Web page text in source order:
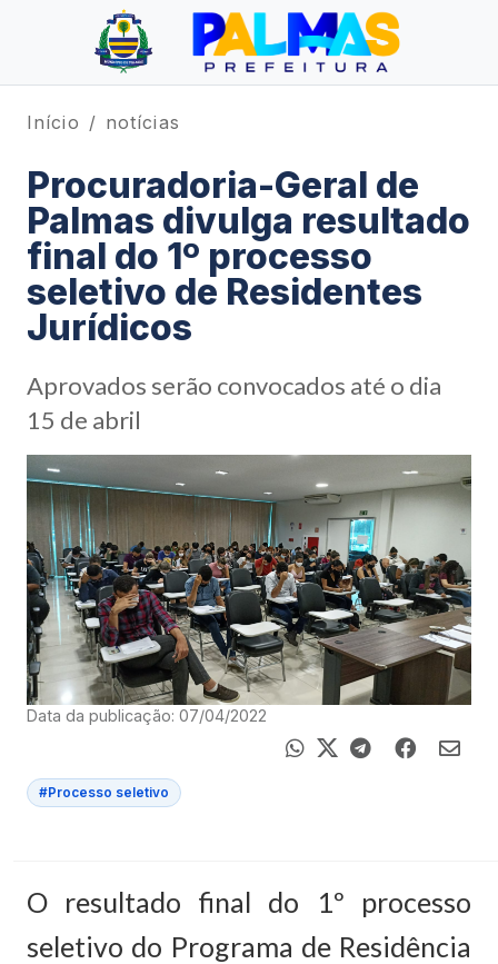
Início notícias
Procuradoria-Geral de
Palmas divulga resultado
final do 1º processo
seletivo de Residentes
Jurídicos
Aprovados serão convocados até o dia
15 de abril
Data da publicação: 07/04/2022
#Processo seletivo
O resultado final do 1º processo
seletivo do Programa de Residência